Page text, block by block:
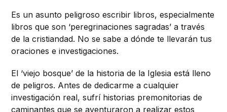
Es un asunto peligroso escribir libros, especialmente
libros que son ‘peregrinaciones sagradas’ a través
de la cristiandad. No se sabe a dónde te llevarán tus
oraciones e investigaciones.
El ‘viejo bosque’ de la historia de la Iglesia está lleno
de peligros. Antes de dedicarme a cualquier
investigación real, sufrí historias premonitorias de
caminantes que se aventuraron a realizar estos